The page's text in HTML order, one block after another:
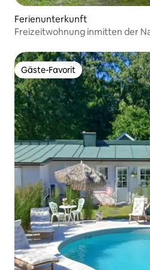
Ferienunterkunft
Freizeitwohnung inmitten der
Gäste-Favorit
Gäste-Favorit